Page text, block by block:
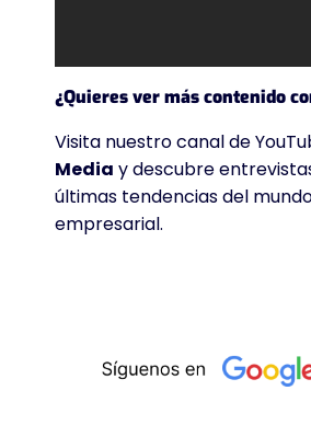
¿Quieres ver más contenido
Visita nuestro canal de
Media y descubre
últimas tendencias del
empresarial.